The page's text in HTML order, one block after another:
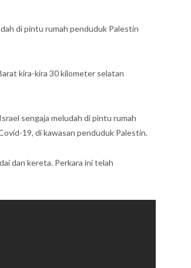
di pintu rumah penduduk Palestin
kira-kira 30 kilometer selatan
sengaja meludah di pintu rumah
19, di kawasan penduduk Palestin.
dan kereta. Perkara ini telah